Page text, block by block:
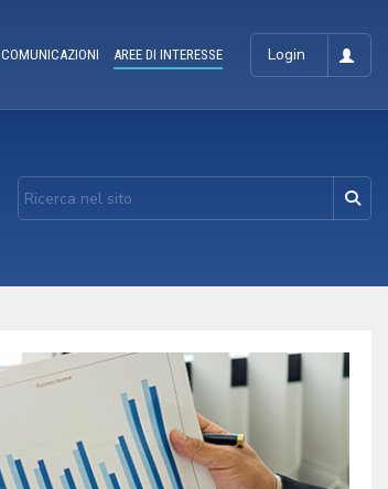
Login
COMUNICAZIONI AREE DI INTERESSE